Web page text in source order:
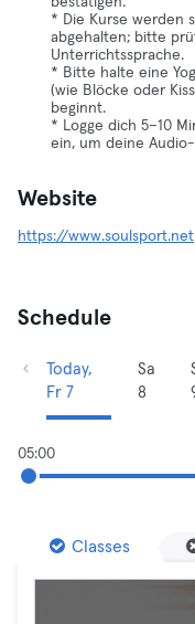
* Die Kurse werden
abgehalten; bitte
Unterrichtssprache.
* Bitte halte eine
(wie Blöcke oder
beginnt.
* Logge dich 5–10
ein, um deine
Website
https://www.soulsport.net
Schedule
Today,
Fr 7
Sa
8
05:00
Classes